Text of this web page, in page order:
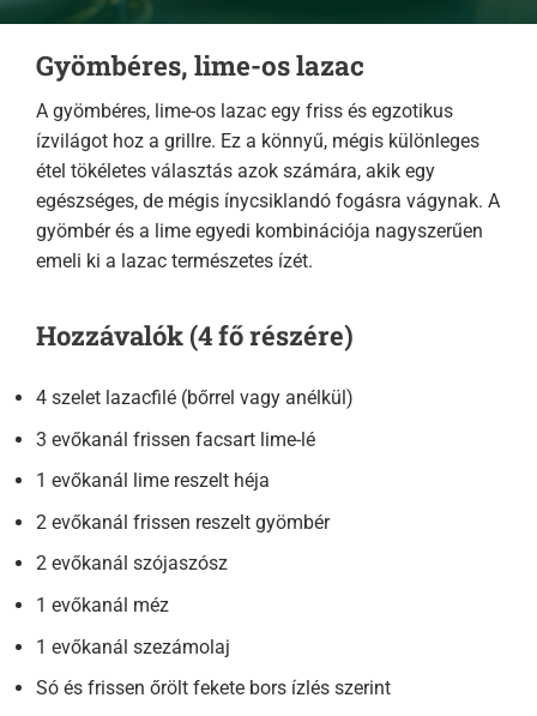
Gyömbéres, lime-os lazac
A gyömbéres, lime-os lazac egy friss és egzotikus
ízvilágot hoz a grillre. Ez a könnyű, mégis különleges
étel tökéletes választás azok számára, akik egy
egészséges, de mégis ínycsiklandó fogásra vágynak. A
gyömbér és a lime egyedi kombinációja nagyszerűen
emeli ki a lazac természetes ízét.
Hozzávalók (4 fő részére)
4 szelet lazacfilé (bőrrel vagy anélkül)
3 evőkanál frissen facsart lime-lé
1 evőkanál lime reszelt héja
2 evőkanál frissen reszelt gyömbér
2 evőkanál szójaszósz
1 evőkanál méz
1 evőkanál szezámolaj
Só és frissen őrölt fekete bors ízlés szerint